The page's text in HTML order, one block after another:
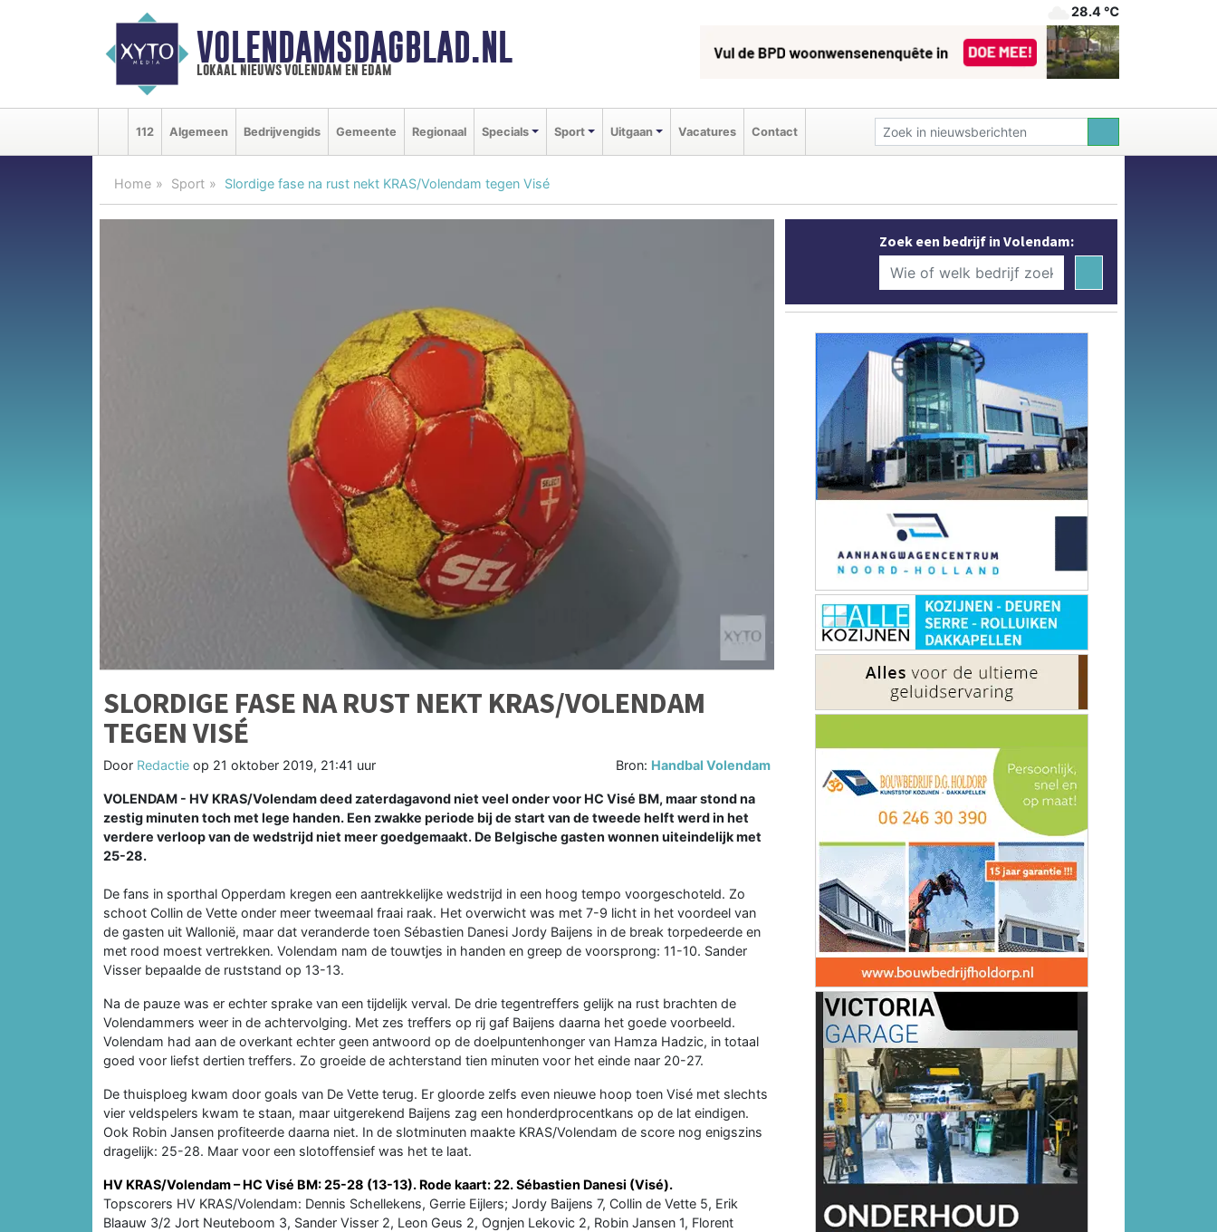
VOLENDAMSDAGBLAD.NL
lokaal nieuws volendam en edam
28.4 ℃
112 Algemeen Bedrijvengids Gemeente Regionaal Specials Sport Uitgaan Vacatures Contact
Home Sport Slordige fase na rust nekt KRAS/Volendam tegen Visé
SLORDIGE FASE NA RUST NEKT KRAS/VOLENDAM
TEGEN VISÉ
Door Redactie op 21 oktober 2019, 21:41 uur Bron: Handbal Volendam
VOLENDAM - HV KRAS/Volendam deed zaterdagavond niet veel onder voor HC Visé BM, maar stond na
zestig minuten toch met lege handen. Een zwakke periode bij de start van de tweede helft werd in het
verdere verloop van de wedstrijd niet meer goedgemaakt. De Belgische gasten wonnen uiteindelijk met
25-28.
De fans in sporthal Opperdam kregen een aantrekkelijke wedstrijd in een hoog tempo voorgeschoteld. Zo
schoot Collin de Vette onder meer tweemaal fraai raak. Het overwicht was met 7-9 licht in het voordeel van
de gasten uit Wallonië, maar dat veranderde toen Sébastien Danesi Jordy Baijens in de break torpedeerde en
met rood moest vertrekken. Volendam nam de touwtjes in handen en greep de voorsprong: 11-10. Sander
Visser bepaalde de ruststand op 13-13.
Na de pauze was er echter sprake van een tijdelijk verval. De drie tegentreffers gelijk na rust brachten de
Volendammers weer in de achtervolging. Met zes treffers op rij gaf Baijens daarna het goede voorbeeld.
Volendam had aan de overkant echter geen antwoord op de doelpuntenhonger van Hamza Hadzic, in totaal
goed voor liefst dertien treffers. Zo groeide de achterstand tien minuten voor het einde naar 20-27.
De thuisploeg kwam door goals van De Vette terug. Er gloorde zelfs even nieuwe hoop toen Visé met slechts
vier veldspelers kwam te staan, maar uitgerekend Baijens zag een honderdprocentkans op de lat eindigen.
Ook Robin Jansen profiteerde daarna niet. In de slotminuten maakte KRAS/Volendam de score nog enigszins
dragelijk: 25-28. Maar voor een slotoffensief was het te laat.
HV KRAS/Volendam – HC Visé BM: 25-28 (13-13). Rode kaart: 22. Sébastien Danesi (Visé).
Topscorers HV KRAS/Volendam: Dennis Schellekens, Gerrie Eijlers; Jordy Baijens 7, Collin de Vette 5, Erik
Blaauw 3/2 Jort Neuteboom 3, Sander Visser 2, Leon Geus 2, Ognjen Lekovic 2, Robin Jansen 1, Florent
Zoek een bedrijf in Volendam: